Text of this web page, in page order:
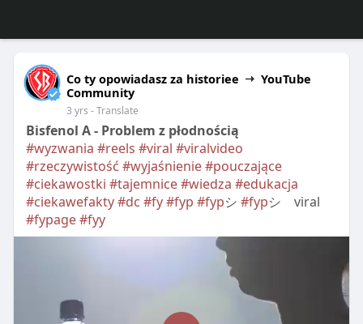
Co ty opowiadasz za historiee
YouTube
Community
3 yrs - Translate
Bisfenol A - Problem z płodnością
#wyzwania #reels #viral #viralvideo
#rzeczywistość #wyjaśnienie#pouczające
#ciekawostki #tajemnice#wiedza #edukacja
#ciekawefakty#dc #fy#fyp #fypシ #fypシ゚viral
#fypage#fyy